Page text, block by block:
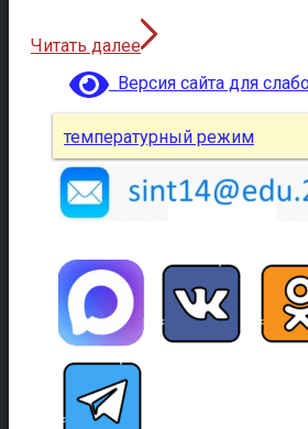
Читать далее
Версия сайта для
температурный режим